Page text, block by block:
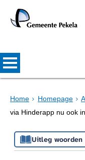
Home Homepage
via Hinderapp nu ook
Uitleg woorden